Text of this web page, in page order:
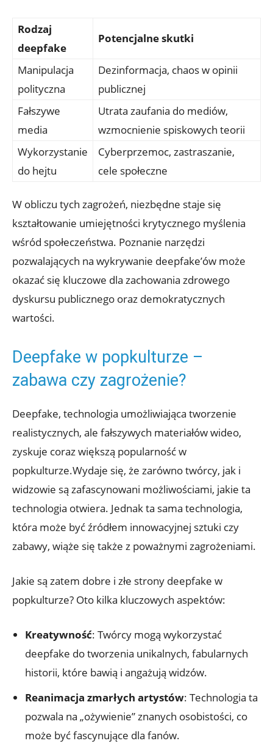
Rodzaj
deepfake
Potencjalne ‍skutki
Manipulacja
polityczna
Dezinformacja, chaos w opinii
publicznej
Fałszywe
media
Utrata zaufania do⁤ mediów,
‌wzmocnienie spiskowych teorii
Wykorzystanie⁣
do‌ hejtu
Cyberprzemoc,‍ zastraszanie,
cele społeczne
W obliczu tych zagrożeń, niezbędne staje się
kształtowanie‍ umiejętności krytycznego myślenia
wśród społeczeństwa. Poznanie narzędzi
pozwalających⁤ na wykrywanie deepfake’ów ‌może
okazać⁢ się kluczowe dla zachowania ​zdrowego
dyskursu publicznego oraz demokratycznych
wartości.
Deepfake w‍ popkulturze –
zabawa czy zagrożenie?
Deepfake, technologia umożliwiająca tworzenie​
realistycznych, ale fałszywych materiałów wideo,
zyskuje​ coraz większą popularność ‍w
popkulturze.Wydaje się, że zarówno twórcy, jak i
widzowie są zafascynowani możliwościami, jakie ta
technologia otwiera. Jednak ta sama technologia,
która może być źródłem innowacyjnej sztuki czy
zabawy,⁢ wiąże się także z poważnymi‌ zagrożeniami.
Jakie są zatem dobre i złe strony deepfake w
popkulturze? Oto kilka kluczowych‌ aspektów:
Kreatywność:‌ Twórcy mogą wykorzystać
deepfake do tworzenia unikalnych, fabularnych
historii, które bawią i angażują widzów.
Reanimacja zmarłych⁣ artystów: Technologia ta
pozwala na „ożywienie” znanych osobistości, co
może ⁣być fascynujące dla fanów.